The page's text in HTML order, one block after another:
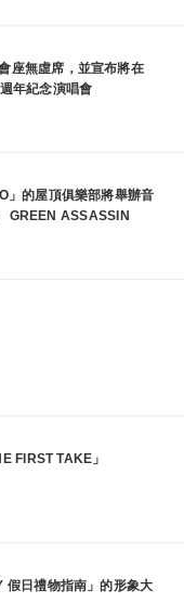
座無虛席，並宣布將在
年紀念演唱會
」的屋頂俱樂部將舉辦音
ASSASSIN
FIRST TAKE」
假日禮物指南」的形象大